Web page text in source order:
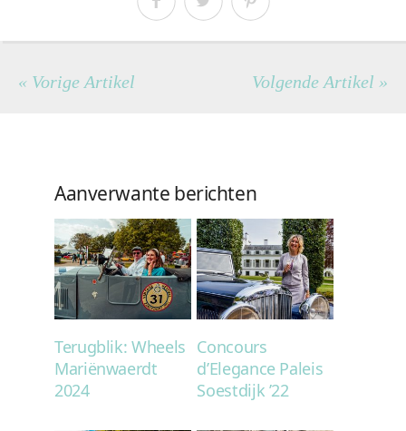
« Vorige Artikel Volgende Artikel »
Aanverwante berichten
Terugblik: Wheels
Mariënwaerdt
2024
Concours
d’Elegance Paleis
Soestdijk ’22